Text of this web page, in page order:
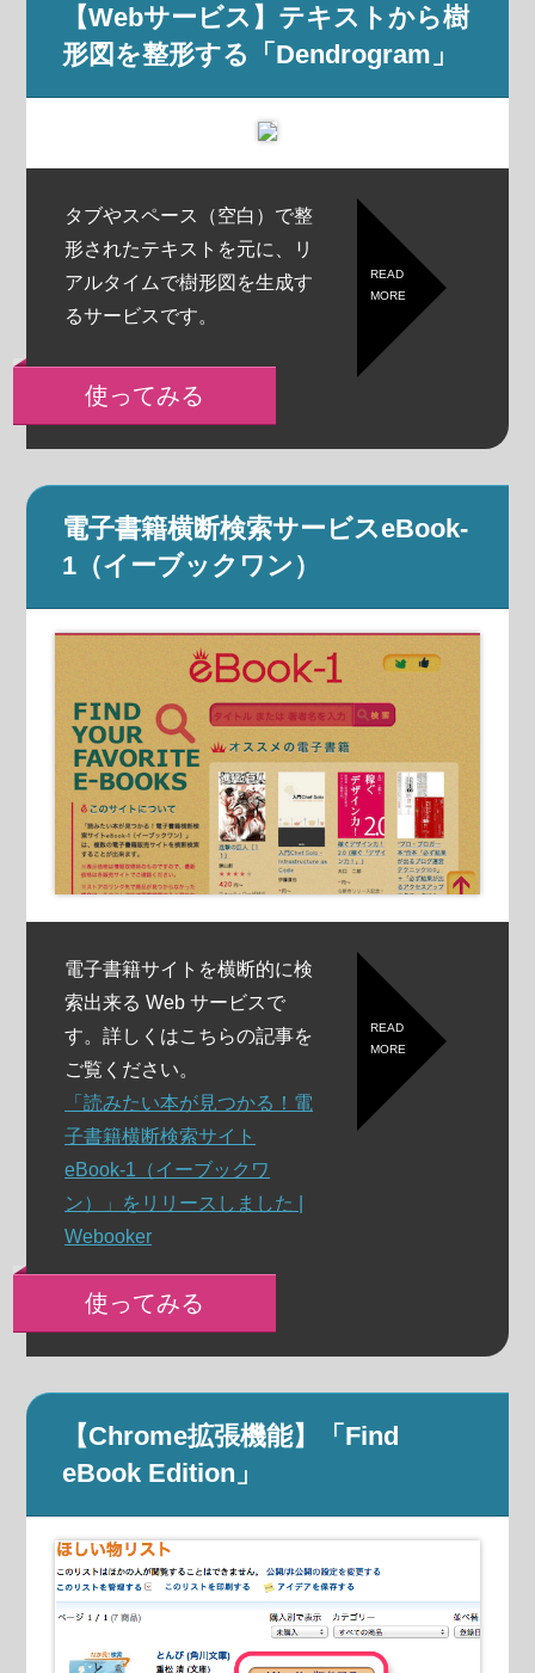
【Webサービス】テキストから樹
形図を整形する「Dendrogram」
タブやスペース（空白）で整
形されたテキストを元に、リ
アルタイムで樹形図を生成す
るサービスです。
READ
MORE
使ってみる
電子書籍横断検索サービスeBook-
1（イーブックワン）
電子書籍サイトを横断的に検
索出来る Web サービスで
す。詳しくはこちらの記事を
ご覧ください。
「読みたい本が見つかる！電
子書籍横断検索サイト
eBook-1（イーブックワ
ン）」をリリースしました |
Webooker
READ
MORE
使ってみる
【Chrome拡張機能】「Find
eBook Edition」